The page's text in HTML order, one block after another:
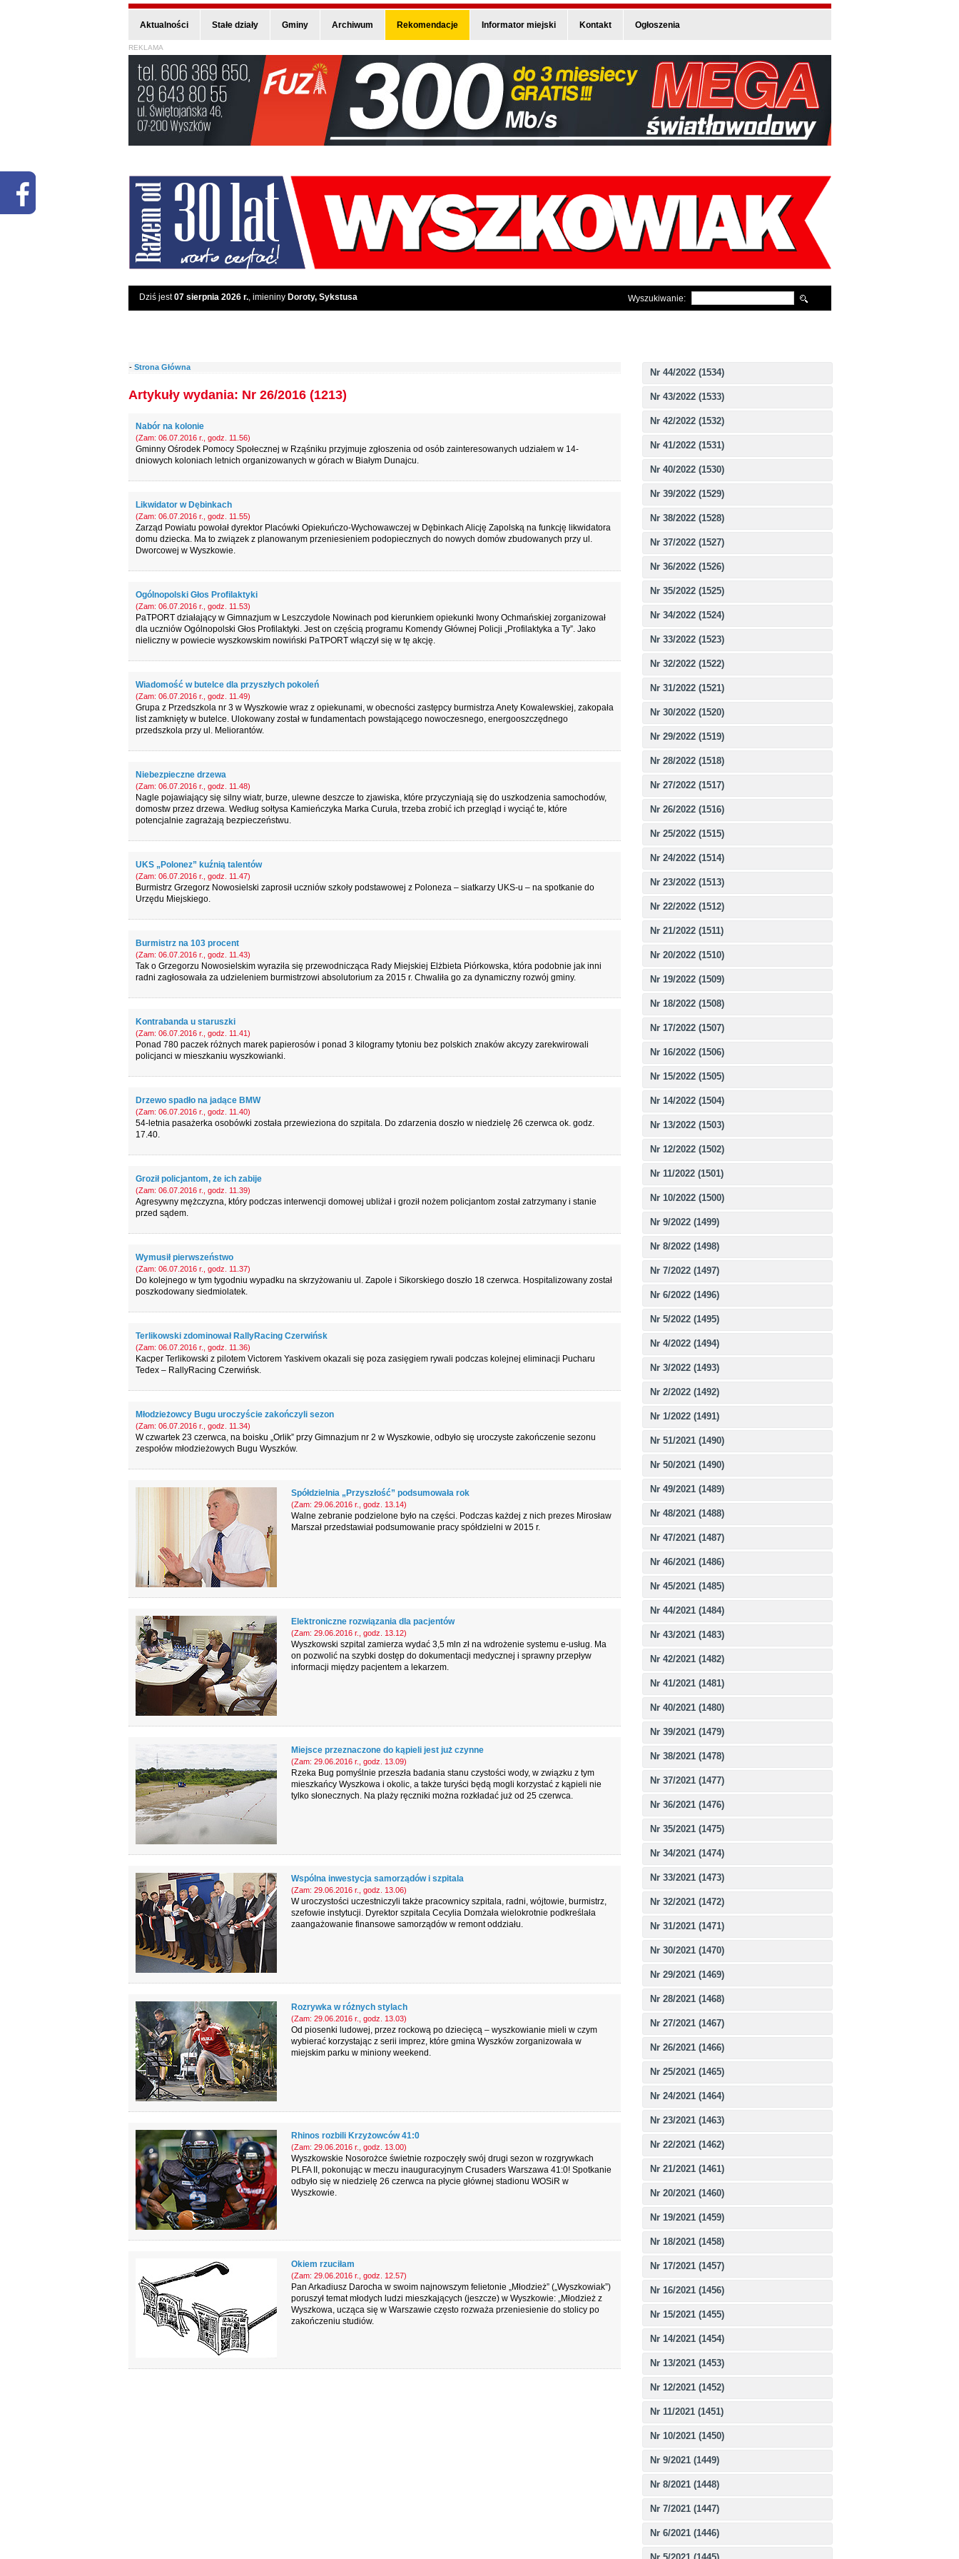
Aktualności Stałe działy Gminy Archiwum Rekomendacje Informator miejski Kontakt Ogłoszenia
REKLAMA
Dziś jest07 sierpnia 2026 r., imieniny Doroty, Sykstusa Wyszukiwanie:
Nr 44/2022 (1534)
Nr 43/2022 (1533)
Nr 42/2022 (1532)
Nr 41/2022 (1531)
Nr 40/2022 (1530)
Nr 39/2022 (1529)
Nr 38/2022 (1528)
Nr 37/2022 (1527)
Nr 36/2022 (1526)
Nr 35/2022 (1525)
Nr 34/2022 (1524)
Nr 33/2022 (1523)
Nr 32/2022 (1522)
Nr 31/2022 (1521)
Nr 30/2022 (1520)
Nr 29/2022 (1519)
Nr 28/2022 (1518)
Nr 27/2022 (1517)
Nr 26/2022 (1516)
Nr 25/2022 (1515)
Nr 24/2022 (1514)
Nr 23/2022 (1513)
Nr 22/2022 (1512)
Nr 21/2022 (1511)
Nr 20/2022 (1510)
Nr 19/2022 (1509)
Nr 18/2022 (1508)
Nr 17/2022 (1507)
Nr 16/2022 (1506)
Nr 15/2022 (1505)
Nr 14/2022 (1504)
Nr 13/2022 (1503)
Nr 12/2022 (1502)
Nr 11/2022 (1501)
Nr 10/2022 (1500)
Nr 9/2022 (1499)
Nr 8/2022 (1498)
Nr 7/2022 (1497)
Nr 6/2022 (1496)
Nr 5/2022 (1495)
Nr 4/2022 (1494)
Nr 3/2022 (1493)
Nr 2/2022 (1492)
Nr 1/2022 (1491)
Nr 51/2021 (1490)
Nr 50/2021 (1490)
Nr 49/2021 (1489)
Nr 48/2021 (1488)
Nr 47/2021 (1487)
Nr 46/2021 (1486)
Nr 45/2021 (1485)
Nr 44/2021 (1484)
Nr 43/2021 (1483)
Nr 42/2021 (1482)
Nr 41/2021 (1481)
Nr 40/2021 (1480)
Nr 39/2021 (1479)
Nr 38/2021 (1478)
Nr 37/2021 (1477)
Nr 36/2021 (1476)
Nr 35/2021 (1475)
Nr 34/2021 (1474)
Nr 33/2021 (1473)
Nr 32/2021 (1472)
Nr 31/2021 (1471)
Nr 30/2021 (1470)
Nr 29/2021 (1469)
Nr 28/2021 (1468)
Nr 27/2021 (1467)
Nr 26/2021 (1466)
Nr 25/2021 (1465)
Nr 24/2021 (1464)
Nr 23/2021 (1463)
Nr 22/2021 (1462)
Nr 21/2021 (1461)
Nr 20/2021 (1460)
Nr 19/2021 (1459)
Nr 18/2021 (1458)
Nr 17/2021 (1457)
Nr 16/2021 (1456)
Nr 15/2021 (1455)
Nr 14/2021 (1454)
Nr 13/2021 (1453)
Nr 12/2021 (1452)
Nr 11/2021 (1451)
Nr 10/2021 (1450)
Nr 9/2021 (1449)
Nr 8/2021 (1448)
Nr 7/2021 (1447)
Nr 6/2021 (1446)
- Strona Główna
Artykuły wydania: Nr 26/2016 (1213)
Nabór na kolonie
(Zam: 06.07.2016 r., godz. 11.56)
Gminny Ośrodek Pomocy Społecznej w Rząśniku przyjmuje zgłoszenia od osób zainteresowanych udziałem w 14-
dniowych koloniach letnich organizowanych w górach w Białym Dunajcu.
Likwidator w Dębinkach
(Zam: 06.07.2016 r., godz. 11.55)
Zarząd Powiatu powołał dyrektor Placówki Opiekuńczo-Wychowawczej w Dębinkach Alicję Zapolską na funkcję likwidatora
domu dziecka. Ma to związek z planowanym przeniesieniem podopiecznych do nowych domów zbudowanych przy ul.
Dworcowej w Wyszkowie.
Ogólnopolski Głos Profilaktyki
(Zam: 06.07.2016 r., godz. 11.53)
PaTPORT działający w Gimnazjum w Leszczydole Nowinach pod kierunkiem opiekunki Iwony Ochmańskiej zorganizował
dla uczniów Ogólnopolski Głos Profilaktyki. Jest on częścią programu Komendy Głównej Policji „Profilaktyka a Ty”. Jako
nieliczny w powiecie wyszkowskim nowiński PaTPORT włączył się w tę akcję.
Wiadomość w butelce dla przyszłych pokoleń
(Zam: 06.07.2016 r., godz. 11.49)
Grupa z Przedszkola nr 3 w Wyszkowie wraz z opiekunami, w obecności zastępcy burmistrza Anety Kowalewskiej, zakopała
list zamknięty w butelce. Ulokowany został w fundamentach powstającego nowoczesnego, energooszczędnego
przedszkola przy ul. Meliorantów.
Niebezpieczne drzewa
(Zam: 06.07.2016 r., godz. 11.48)
Nagle pojawiający się silny wiatr, burze, ulewne deszcze to zjawiska, które przyczyniają się do uszkodzenia samochodów,
domostw przez drzewa. Według sołtysa Kamieńczyka Marka Curuła, trzeba zrobić ich przegląd i wyciąć te, które
potencjalnie zagrażają bezpieczeństwu.
UKS „Polonez” kuźnią talentów
(Zam: 06.07.2016 r., godz. 11.47)
Burmistrz Grzegorz Nowosielski zaprosił uczniów szkoły podstawowej z Poloneza – siatkarzy UKS-u – na spotkanie do
Urzędu Miejskiego.
Burmistrz na 103 procent
(Zam: 06.07.2016 r., godz. 11.43)
Tak o Grzegorzu Nowosielskim wyraziła się przewodnicząca Rady Miejskiej Elżbieta Piórkowska, która podobnie jak inni
radni zagłosowała za udzieleniem burmistrzowi absolutorium za 2015 r. Chwaliła go za dynamiczny rozwój gminy.
Kontrabanda u staruszki
(Zam: 06.07.2016 r., godz. 11.41)
Ponad 780 paczek różnych marek papierosów i ponad 3 kilogramy tytoniu bez polskich znaków akcyzy zarekwirowali
policjanci w mieszkaniu wyszkowianki.
Drzewo spadło na jadące BMW
(Zam: 06.07.2016 r., godz. 11.40)
54-letnia pasażerka osobówki została przewieziona do szpitala. Do zdarzenia doszło w niedzielę 26 czerwca ok. godz.
17.40.
Groził policjantom, że ich zabije
(Zam: 06.07.2016 r., godz. 11.39)
Agresywny mężczyzna, który podczas interwencji domowej ubliżał i groził nożem policjantom został zatrzymany i stanie
przed sądem.
Wymusił pierwszeństwo
(Zam: 06.07.2016 r., godz. 11.37)
Do kolejnego w tym tygodniu wypadku na skrzyżowaniu ul. Zapole i Sikorskiego doszło 18 czerwca. Hospitalizowany został
poszkodowany siedmiolatek.
Terlikowski zdominował RallyRacing Czerwińsk
(Zam: 06.07.2016 r., godz. 11.36)
Kacper Terlikowski z pilotem Victorem Yaskivem okazali się poza zasięgiem rywali podczas kolejnej eliminacji Pucharu
Tedex – RallyRacing Czerwińsk.
Młodzieżowcy Bugu uroczyście zakończyli sezon
(Zam: 06.07.2016 r., godz. 11.34)
W czwartek 23 czerwca, na boisku „Orlik” przy Gimnazjum nr 2 w Wyszkowie, odbyło się uroczyste zakończenie sezonu
zespołów młodzieżowych Bugu Wyszków.
Spółdzielnia „Przyszłość” podsumowała rok
(Zam: 29.06.2016 r., godz. 13.14)
Walne zebranie podzielone było na części. Podczas każdej z nich prezes Mirosław
Marszał przedstawiał podsumowanie pracy spółdzielni w 2015 r.
Elektroniczne rozwiązania dla pacjentów
(Zam: 29.06.2016 r., godz. 13.12)
Wyszkowski szpital zamierza wydać 3,5 mln zł na wdrożenie systemu e-usług. Ma
on pozwolić na szybki dostęp do dokumentacji medycznej i sprawny przepływ
informacji między pacjentem a lekarzem.
Miejsce przeznaczone do kąpieli jest już czynne
(Zam: 29.06.2016 r., godz. 13.09)
Rzeka Bug pomyślnie przeszła badania stanu czystości wody, w związku z tym
mieszkańcy Wyszkowa i okolic, a także turyści będą mogli korzystać z kąpieli nie
tylko słonecznych. Na plaży ręczniki można rozkładać już od 25 czerwca.
Wspólna inwestycja samorządów i szpitala
(Zam: 29.06.2016 r., godz. 13.06)
W uroczystości uczestniczyli także pracownicy szpitala, radni, wójtowie, burmistrz,
szefowie instytucji. Dyrektor szpitala Cecylia Domżała wielokrotnie podkreślała
zaangażowanie finansowe samorządów w remont oddziału.
Rozrywka w różnych stylach
(Zam: 29.06.2016 r., godz. 13.03)
Od piosenki ludowej, przez rockową po dziecięcą – wyszkowianie mieli w czym
wybierać korzystając z serii imprez, które gmina Wyszków zorganizowała w
miejskim parku w miniony weekend.
Rhinos rozbili Krzyżowców 41:0
(Zam: 29.06.2016 r., godz. 13.00)
Wyszkowskie Nosorożce świetnie rozpoczęły swój drugi sezon w rozgrywkach
PLFA II, pokonując w meczu inauguracyjnym Crusaders Warszawa 41:0! Spotkanie
odbyło się w niedzielę 26 czerwca na płycie głównej stadionu WOSiR w
Wyszkowie.
Okiem rzuciłam
(Zam: 29.06.2016 r., godz. 12.57)
Pan Arkadiusz Darocha w swoim najnowszym felietonie „Młodzież” („Wyszkowiak”)
poruszył temat młodych ludzi mieszkających (jeszcze) w Wyszkowie: „Młodzież z
Wyszkowa, ucząca się w Warszawie często rozważa przeniesienie do stolicy po
zakończeniu studiów.